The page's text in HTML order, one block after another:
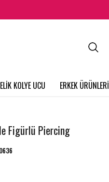
KOLYE UCU ERKEK ÜRÜNLERİ
Figürlü Piercing